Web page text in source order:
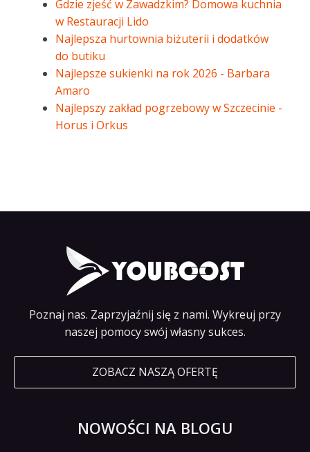
Gdzie zjeść w Zawadzkim? Domowa kuchnia
w Restauracji Lido
Najlepsza hurtownia biżuterii i dodatków
do butiku
Najlepsze sukienki na rok 2026 - Barbara
Amaro
Najlepszy zakład pogrzebowy w Szczecinie -
Horus i Orkus
Poznaj nas. Zaprzyjaźnij się z nami. Wykreuj przy
naszej pomocy swój własny sukces.
ZOBACZ NASZĄ OFERTĘ
NOWOŚCI NA BLOGU